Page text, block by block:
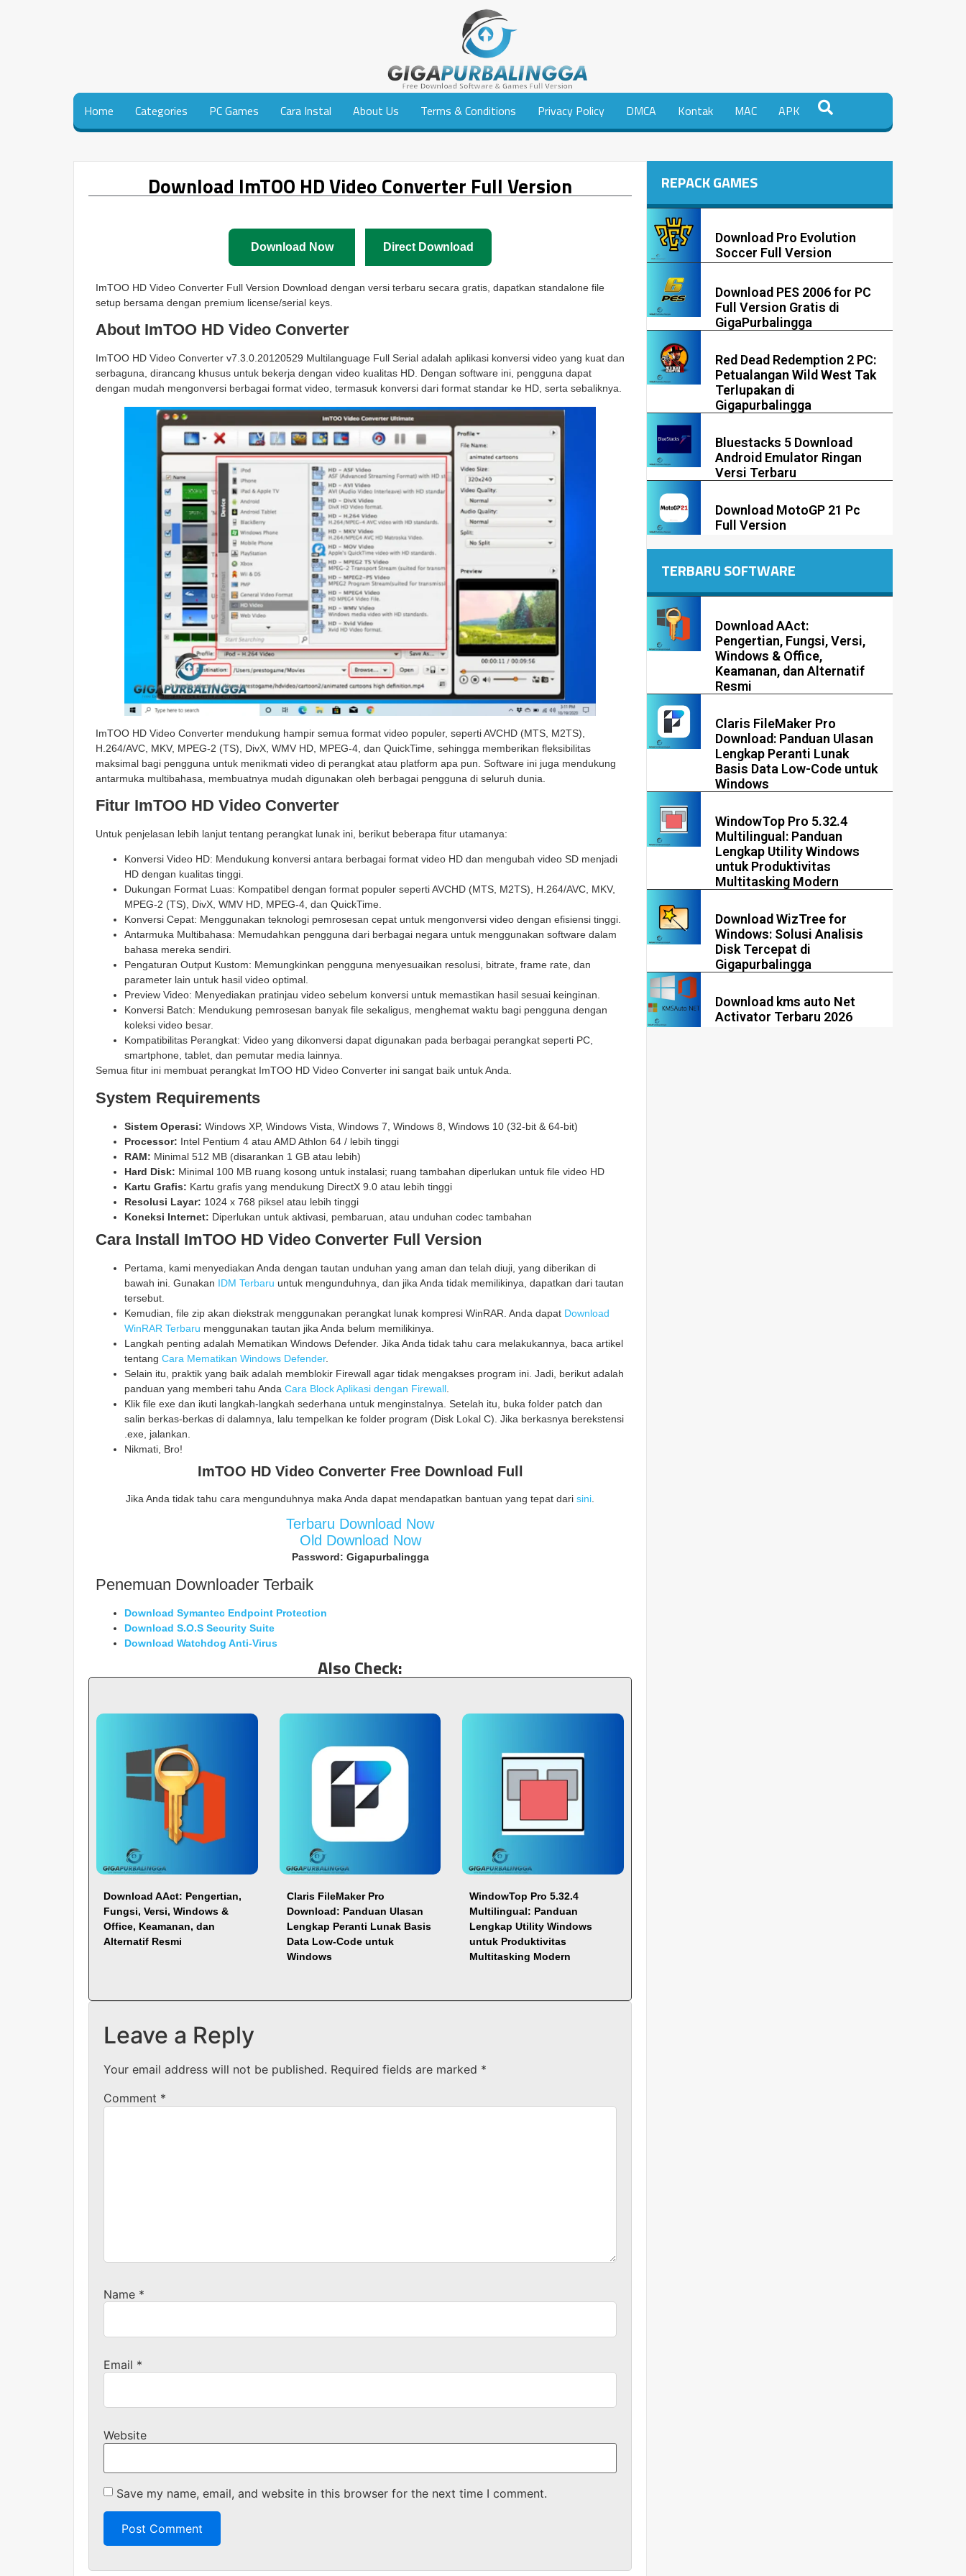
Home Categories PC Games Cara Instal About Us Terms & Conditions Privacy Policy DMCA Kontak MAC APK
Download ImTOO HD Video Converter Full Version
Download Now Direct Download
ImTOO HD Video Converter Full Version Download dengan versi terbaru secara gratis, dapatkan standalone file
setup bersama dengan premium license/serial keys.
About ImTOO HD Video Converter
ImTOO HD Video Converter v7.3.0.20120529 Multilanguage Full Serial adalah aplikasi konversi video yang kuat dan
serbaguna, dirancang khusus untuk bekerja dengan video kualitas HD. Dengan software ini, pengguna dapat
dengan mudah mengonversi berbagai format video, termasuk konversi dari format standar ke HD, serta sebaliknya.
ImTOO HD Video Converter mendukung hampir semua format video populer, seperti AVCHD (MTS, M2TS),
H.264/AVC, MKV, MPEG-2 (TS), DivX, WMV HD, MPEG-4, dan QuickTime, sehingga memberikan fleksibilitas
maksimal bagi pengguna untuk menikmati video di perangkat atau platform apa pun. Software ini juga mendukung
antarmuka multibahasa, membuatnya mudah digunakan oleh berbagai pengguna di seluruh dunia.
Fitur ImTOO HD Video Converter
Untuk penjelasan lebih lanjut tentang perangkat lunak ini, berikut beberapa fitur utamanya:
Konversi Video HD: Mendukung konversi antara berbagai format video HD dan mengubah video SD menjadi
HD dengan kualitas tinggi.
Dukungan Format Luas: Kompatibel dengan format populer seperti AVCHD (MTS, M2TS), H.264/AVC, MKV,
MPEG-2 (TS), DivX, WMV HD, MPEG-4, dan QuickTime.
Konversi Cepat: Menggunakan teknologi pemrosesan cepat untuk mengonversi video dengan efisiensi tinggi.
Antarmuka Multibahasa: Memudahkan pengguna dari berbagai negara untuk menggunakan software dalam
bahasa mereka sendiri.
Pengaturan Output Kustom: Memungkinkan pengguna menyesuaikan resolusi, bitrate, frame rate, dan
parameter lain untuk hasil video optimal.
Preview Video: Menyediakan pratinjau video sebelum konversi untuk memastikan hasil sesuai keinginan.
Konversi Batch: Mendukung pemrosesan banyak file sekaligus, menghemat waktu bagi pengguna dengan
koleksi video besar.
Kompatibilitas Perangkat: Video yang dikonversi dapat digunakan pada berbagai perangkat seperti PC,
smartphone, tablet, dan pemutar media lainnya.
Semua fitur ini membuat perangkat ImTOO HD Video Converter ini sangat baik untuk Anda.
System Requirements
Sistem Operasi: Windows XP, Windows Vista, Windows 7, Windows 8, Windows 10 (32-bit & 64-bit)
Processor: Intel Pentium 4 atau AMD Athlon 64 / lebih tinggi
RAM: Minimal 512 MB (disarankan 1 GB atau lebih)
Hard Disk: Minimal 100 MB ruang kosong untuk instalasi; ruang tambahan diperlukan untuk file video HD
Kartu Grafis: Kartu grafis yang mendukung DirectX 9.0 atau lebih tinggi
Resolusi Layar: 1024 x 768 piksel atau lebih tinggi
Koneksi Internet: Diperlukan untuk aktivasi, pembaruan, atau unduhan codec tambahan
Cara Install ImTOO HD Video Converter Full Version
Pertama, kami menyediakan Anda dengan tautan unduhan yang aman dan telah diuji, yang diberikan di
bawah ini. Gunakan IDM Terbaru untuk mengunduhnya, dan jika Anda tidak memilikinya, dapatkan dari tautan
tersebut.
Kemudian, file zip akan diekstrak menggunakan perangkat lunak kompresi WinRAR. Anda dapat Download
WinRAR Terbaru menggunakan tautan jika Anda belum memilikinya.
Langkah penting adalah Mematikan Windows Defender. Jika Anda tidak tahu cara melakukannya, baca artikel
tentang Cara Mematikan Windows Defender.
Selain itu, praktik yang baik adalah memblokir Firewall agar tidak mengakses program ini. Jadi, berikut adalah
panduan yang memberi tahu Anda Cara Block Aplikasi dengan Firewall
Klik file exe dan ikuti langkah-langkah sederhana untuk menginstalnya. Setelah itu, buka folder patch dan
salin berkas-berkas di dalamnya, lalu tempelkan ke folder program (Disk Lokal C). Jika berkasnya berekstensi
.exe, jalankan.
Nikmati, Bro!
ImTOO HD Video Converter Free Download Full
Jika Anda tidak tahu cara mengunduhnya maka Anda dapat mendapatkan bantuan yang tepat dari sini
Terbaru Download Now
Old Download Now
Password: Gigapurbalingga
Penemuan Downloader Terbaik
Download Symantec Endpoint Protection
Download S.O.S Security Suite
Download Watchdog Anti-Virus
Also Check:
Download AAct: Pengertian,
Fungsi, Versi, Windows &
Office, Keamanan, dan
Alternatif Resmi
Claris FileMaker Pro
Download: Panduan Ulasan
Lengkap Peranti Lunak Basis
Data Low-Code untuk
Windows
WindowTop Pro 5.32.4
Multilingual: Panduan
Lengkap Utility Windows
untuk Produktivitas
Multitasking Modern
Leave a Reply
Your email address will not be published. Required fields are marked *
Comment *
Name *
Email *
Website
Save my name, email, and website in this browser for the next time I comment.
REPACK GAMES
Download Pro Evolution
Soccer Full Version
Download PES 2006 for PC
Full Version Gratis di
GigaPurbalingga
Red Dead Redemption 2 PC:
Petualangan Wild West Tak
Terlupakan di
Gigapurbalingga
Bluestacks 5 Download
Android Emulator Ringan
Versi Terbaru
Download MotoGP 21 Pc
Full Version
TERBARU SOFTWARE
Download AAct:
Pengertian, Fungsi, Versi,
Windows & Office,
Keamanan, dan Alternatif
Resmi
Claris FileMaker Pro
Download: Panduan Ulasan
Lengkap Peranti Lunak
Basis Data Low-Code untuk
Windows
WindowTop Pro 5.32.4
Multilingual: Panduan
Lengkap Utility Windows
untuk Produktivitas
Multitasking Modern
Download WizTree for
Windows: Solusi Analisis
Disk Tercepat di
Gigapurbalingga
Download kms auto Net
Activator Terbaru 2026